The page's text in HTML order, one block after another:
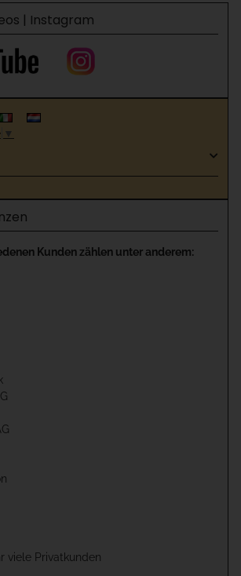
| Instagram
▼
Kunden zählen unter anderem:
viele Privatkunden